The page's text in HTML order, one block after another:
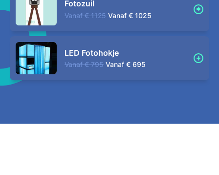
Fotozuil
Vanaf € 1125 Vanaf € 1025
LED Fotohokje
Vanaf € 795 Vanaf € 695